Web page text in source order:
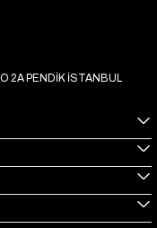
2A PENDİK İSTANBUL